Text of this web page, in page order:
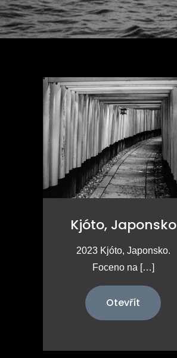
Kjóto, Japonsko
2023 Kjóto, Japonsko.
Foceno na […]
Otevřít